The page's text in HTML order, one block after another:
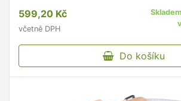
599,20 Kč
včetně DPH
Do košíku